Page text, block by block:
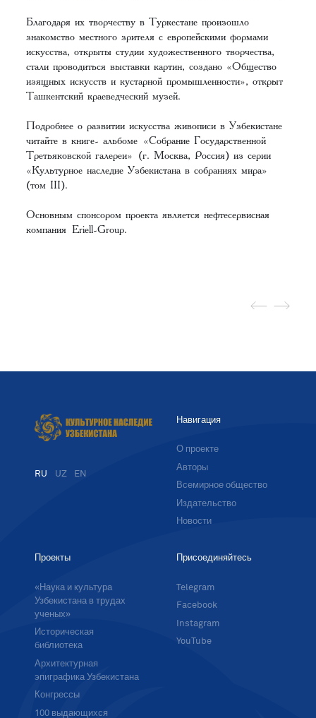
Благодаря их творчеству в Туркестане произошло
знакомство местного зрителя с европейскими формами
искусства, открыты студии художественного творчества,
стали проводиться выставки картин, создано «Общество
изящных искусств и кустарной промышленности», открыт
Ташкентский краеведческий музей.
Подробнее о развитии искусства живописи в Узбекистане
читайте в книге- альбоме «Собрание Государственной
Третьяковской галереи» (г. Москва, Россия) из серии
«Культурное наследие Узбекистана в собраниях мира»
(том III).
Основным спонсором проекта является нефтесервисная
компания Eriell-Group.
RU UZ EN
Навигация
О проекте
Авторы
Всемирное общество
Издательство
Новости
Проекты
«Наука и культура
Узбекистана в трудах
ученых»
Историческая
библиотека
Архитектурная
эпиграфика Узбекистана
Конгрессы
100 выдающихся
Присоединяйтесь
Telegram
Facebook
Instagram
YouTube